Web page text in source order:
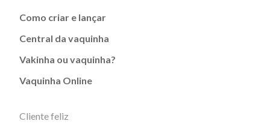
Como criar e lançar
Central da vaquinha
Vakinha ou vaquinha?
Vaquinha Online
Cliente feliz